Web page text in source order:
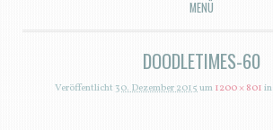
MENÜ
ZUM INHALT SPRINGEN
DOODLETIMES-60
Veröffentlicht 30. Dezember 2015um1200 × 801in